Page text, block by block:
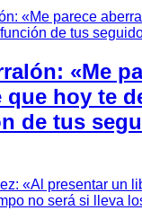
«Me
que hoy te
de tus